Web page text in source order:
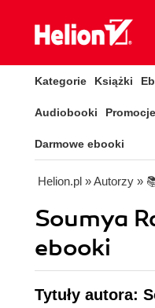
Kategorie Książki
Audiobooki Promocje
Darmowe ebooki
Helion.pl » Autorzy »
Soumya
ebooki
Tytuły autora: